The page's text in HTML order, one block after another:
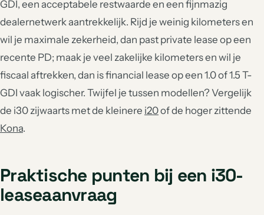
GDI, een acceptabele restwaarde en een fijnmazig
dealernetwerk aantrekkelijk. Rijd je weinig kilometers en
wil je maximale zekerheid, dan past private lease op een
recente PD; maak je veel zakelijke kilometers en wil je
fiscaal aftrekken, dan is financial lease op een 1.0 of 1.5 T-
GDI vaak logischer. Twijfel je tussen modellen? Vergelijk
de i30 zijwaarts met de kleinere i20of de hoger zittende
Kona.
Praktische punten bij een i30-
leaseaanvraag